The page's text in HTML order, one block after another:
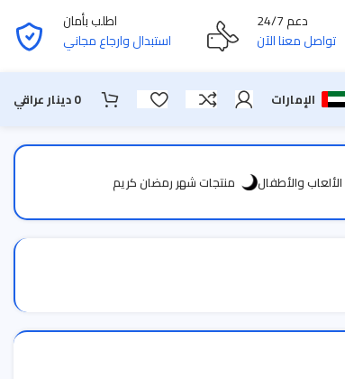
دعم 24/7
تواصل معنا الآن
اطلب بأمان
استبدال وارجاع مجاني
الإمارات 0دينار عراقي
الألعاب والأطفال منتجات شهر رمضان كريم